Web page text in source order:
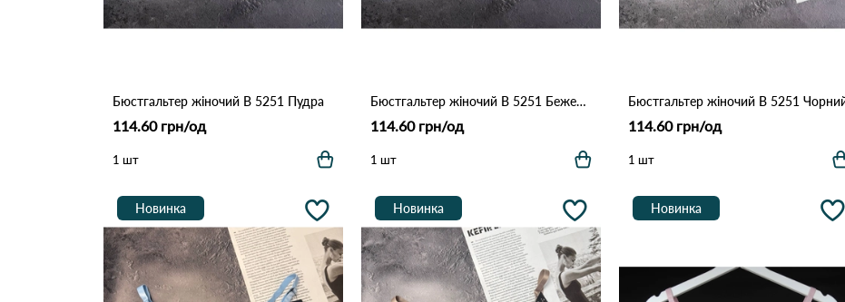
Бюстгальтер жіночий B 5251 Пудра
114.60 грн/од
1 шт
Бюстгальтер жіночий B 5251 Бежевий
114.60 грн/од
1 шт
Бюстгальтер жіночий B 5251
114.60 грн/од
1 шт
Новинка Новинка Новинка